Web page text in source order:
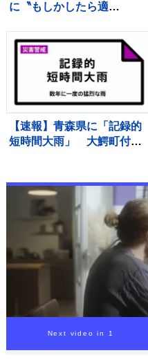
に〝もしかしたら適
が望んでると、やる〟「ア
ドリブ」認める
【速報】青森県に「記録的
短時間大雨」 大鰐町付近
点
Next video in 1